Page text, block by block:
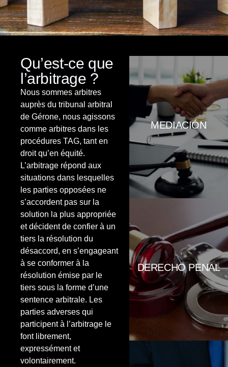
Qu’est-ce que
l’arbitrage ?
Nous sommes arbitres
auprès du tribunal arbitral
de Gérone, nous agissons
comme arbitres dans les
procédures TAG, tant en
droit qu’en équité.
L’arbitrage répond aux
situations dans lesquelles
les parties opposées ne
s’accordent pas sur la
solution la plus appropriée
et décident de confier à un
tiers la résolution du
désaccord, en s’engageant
à se conformer à la
résolution émise par le
tiers sous la forme d’une
sentence arbitrale. Les
parties adverses qui
participent à l’arbitrage le
font librement,
expressément et
volontairement.
MEDIACIÓN
Aquesta tècnica de resolució de
conflictes es caracteritza per la
intervenció d’una tercera persona
imparcial i experta –amb estudis
específics de psicologia i
mediació-, que té com a objectiu
ajudar a les parts en conflicte i
facilitar-los l’obtenció d’un acord
satisfactori per ambdues. L’acord
és un acord fet a mida de les
parts i no imposat per tercers.
DERECHO PENAL
DEFENSA I ACUSACIÓ.
Assessorem en delictes contra la
llibertat (amenaces, coaccions,
detenció il·legal), delictes contra
l'honor (calúmnia i injúries),
delictes econòmics (estafes,
apropiació indeguda, concursos,
subhastes), falsedats
documentals, delicte contra la
seguretat